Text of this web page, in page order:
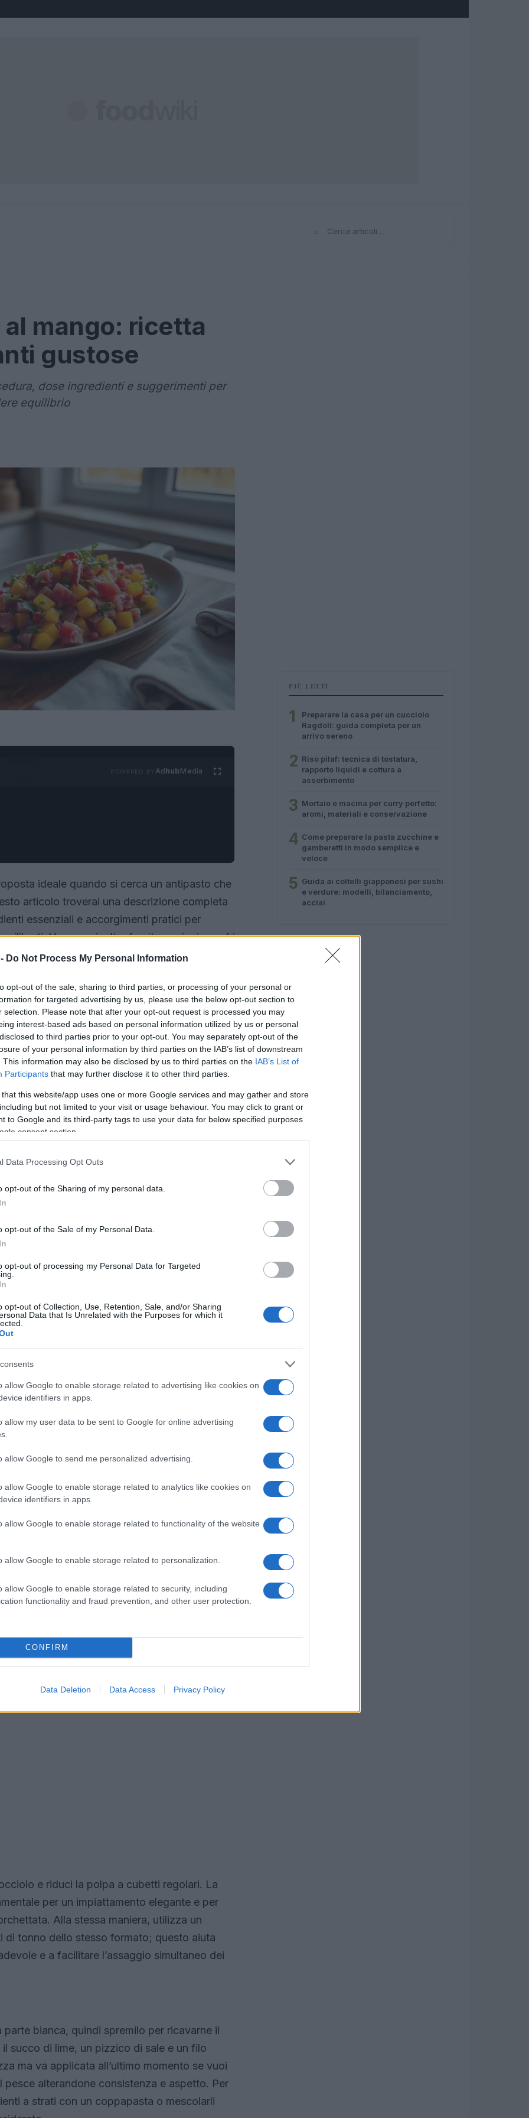
Do Not Process My Personal Information
opt-out of the sale, sharing to third parties, or processing of your personal or
for targeted advertising by us, please use the below opt-out section to
selection. Please note that after your opt-out request is processed you may
interest-based ads based on personal information utilized by us or personal
to third parties prior to your opt-out. You may separately opt-out of the
of your personal information by third parties on the IAB’s list of downstream
This information may also be disclosed by us to third parties on the IAB’s List of
Participants that may further disclose it to other third parties.
that this website/app uses one or more Google services and may gather and store
but not limited to your visit or usage behaviour. You may click to grant or
to Google and its third-party tags to use your data for below specified purposes
consent section.
Data Processing Opt Outs
opt-out of the Sharing of my personal data.
opt-out of the Sale of my Personal Data.
opt-out of processing my Personal Data for Targeted
opt-out of Collection, Use, Retention, Sale, and/or Sharing
Data that Is Unrelated with the Purposes for which it
allow Google to enable storage related to advertising like cookies on
identifiers in apps.
allow my user data to be sent to Google for online advertising
allow Google to send me personalized advertising.
allow Google to enable storage related to analytics like cookies on
identifiers in apps.
allow Google to enable storage related to functionality of the website
allow Google to enable storage related to personalization.
allow Google to enable storage related to security, including
functionality and fraud prevention, and other user protection.
CONFIRM
Data Deletion Data Access Privacy Policy
Cerca
mango: ricetta
gustose
dose ingredienti e suggerimenti per
equilibrio
AdhubMedia
ideale quando si cerca un antipasto che
articolo troverai una descrizione completa
essenziali e accorgimenti pratici per
Verranno inoltre fornite opzioni per chi
o aggiungere note speziate, oltre a
crudo.
due concetti chiave: la qualità del
deve essere di primissima scelta e
avere la polpa morbida e profumata. Nel
tecnico
semplici ingredienti:
e la scorza di1 lime, un cucchiaio diolio
quantità mantengono un buon equilibrio
dolce-fruttata. Se desideri, puoi ridurre la
iltonnosia stato abbattuto a -20°C per
questo passaggio protegge dalla presenza di
comeEscherichia coli. Acquista il
in frigorifero fino al momento del
e riduci la polpa a cubetti regolari. La
per un impiattamento elegante e per
Alla stessa maniera, utilizza un
tonno dello stesso formato; questo aiuta
e a facilitare l’assaggio simultaneo dei
parte bianca, quindi spremilo per ricavarne il
succo di lime, un pizzico di sale e un filo
ma va applicata all’ultimo momento se vuoi
pesce alterandone consistenza e aspetto. Per
a strati con un coppapasta o mescolarli
PIÙ LETTI
1
Preparare la casa per un cucciolo
Ragdoll: guida completa per un
arrivo sereno
2 Riso pilaf: tecnica di tostatura,
rapporto liquidi e cottura a
assorbimento
3 Mortaio e macina per curry perfetto:
aromi, materiali e conservazione
4 Come preparare la pasta zucchine e
gamberetti in modo semplice e
veloce
5 Guida ai coltelli giapponesi per sushi
e verdure: modelli, bilanciamento,
acciai